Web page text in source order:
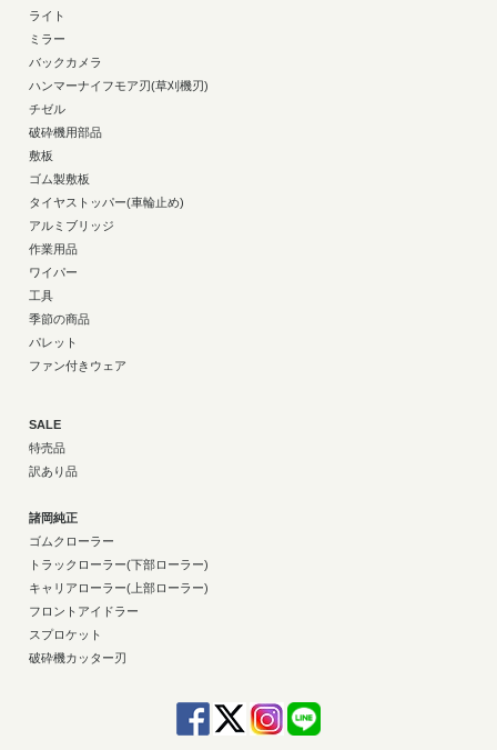
ライト
ミラー
バックカメラ
ハンマーナイフモア刃(草刈機刃)
チゼル
破砕機用部品
敷板
ゴム製敷板
タイヤストッパー(車輪止め)
アルミブリッジ
作業用品
ワイパー
工具
季節の商品
パレット
ファン付きウェア
SALE
特売品
訳あり品
諸岡純正
ゴムクローラー
トラックローラー(下部ローラー)
キャリアローラー(上部ローラー)
フロントアイドラー
スプロケット
破砕機カッター刃